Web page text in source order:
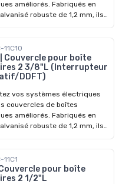
améliorés. Fabriqués en
robuste de 1,2 mm, ils
11C10
pour boîte
2 3/8"L (Interrupteur
DDFT)
vos systèmes électriques
couvercles de boîtes
améliorés. Fabriqués en
robuste de 1,2 mm, ils
11C1
pour boîte
2 1/2"L